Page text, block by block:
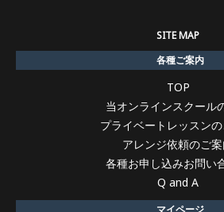
SITE MAP
各種ご案内
TOP
当オンラインスクール
プライベートレッスン
アレンジ依頼のご
各種お申し込みお問い
Q and A
マイページ